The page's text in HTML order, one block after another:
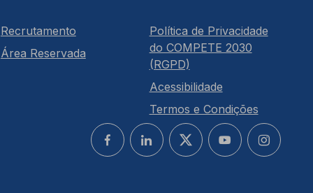
Recrutamento
Área Reservada
Política de Privacidade
do COMPETE 2030
(RGPD)
Acessibilidade
Termos e Condições